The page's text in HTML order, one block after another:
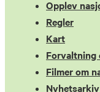
Opplev
Regler
Kart
Forvaltning
Filmer om
Nyhetsarkiv